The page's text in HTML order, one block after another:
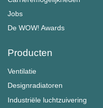
Jobs
De WOW! Awards
Producten
Ventilatie
Designradiatoren
Industriële luchtzuivering